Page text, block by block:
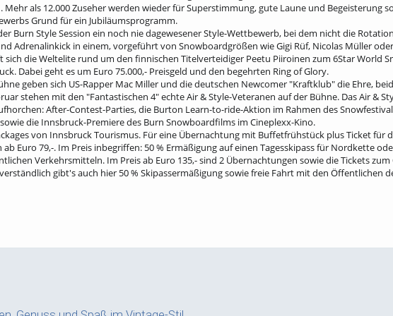
als 12.000 Zuseher werden wieder für Superstimmung, gute Laune und Begeisterung
Grund für ein Jubiläumsprogramm.
Burn Style Session ein noch nie dagewesener Style-Wettbewerb, bei dem nicht die
Adrenalinkick in einem, vorgeführt von Snowboardgrößen wie Gigi Rüf, Nicolas Müller
sich die Weltelite rund um den finnischen Titelverteidiger Peetu Piiroinen zum 6Star World
Dabei geht es um Euro 75.000,- Preisgeld und den begehrten Ring of Glory.
geben sich US-Rapper Mac Miller und die deutschen Newcomer "Kraftklub" die Ehre,
stehen mit den "Fantastischen 4" echte Air & Style-Veteranen auf der Bühne. Das Air &
After-Contest-Parties, die Burton Learn-to-ride-Aktion im Rahmen des
die Innsbruck-Premiere des Burn Snowboardfilms im Cineplexx-Kino.
von Innsbruck Tourismus. Für eine Übernachtung mit Buffetfrühstück plus Ticket für
Euro 79,-. Im Preis inbegriffen: 50 % Ermäßigung auf einen Tagesskipass für Nordkette
Verkehrsmitteln. Im Preis ab Euro 135,- sind 2 Übernachtungen sowie die Tickets
gibt's auch hier 50 % Skipassermäßigung sowie freie Fahrt mit den Öffentlichen